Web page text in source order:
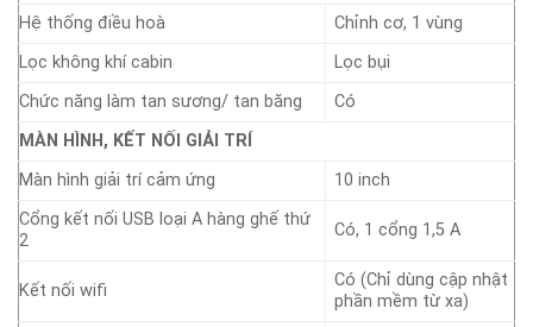
Hệ thống điều hoà
Chỉnh cơ, 1 vùng
Lọc không khí cabin
Lọc bụi
Chức năng làm tan sương/ tan băng
Có
MÀN HÌNH, KẾT NỐI GIẢI TRÍ
Màn hình giải trí cảm ứng
10 inch
Cổng kết nối USB loại A hàng ghế thứ
2
Có, 1 cổng 1,5 A
Kết nối wifi
Có (Chỉ dùng cập nhật
phần mềm từ xa)